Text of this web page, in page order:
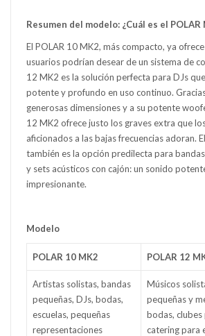
Resumen del modelo: ¿Cuál es el
El POLAR 10 MK2, más compacto, ya
usuarios podrían desear de un sistema de
12 MK2 es la solución perfecta para DJs
potente y profundo en uso continuo.
generosas dimensiones y a su potente
12 MK2 ofrece justo los graves extra que
aficionados a las bajas frecuencias adoran.
también es la opción predilecta para
y sets acústicos con cajón: un sonido
impresionante.
Modelo
POLAR 10 MK2 POLAR 12
Artistas solistas, bandas
pequeñas, DJs, bodas,
escuelas, pequeñas
representaciones
Músicos
pequeñas y
bodas, clubes
catering para